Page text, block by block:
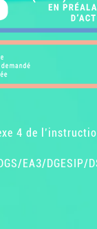
4 de
EA3/DGESIP/